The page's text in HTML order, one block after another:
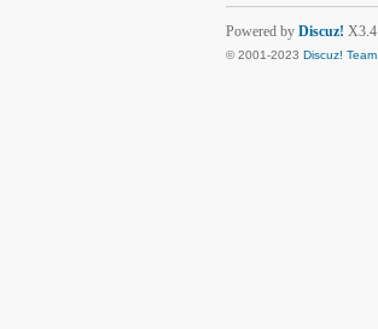
Powered by Discuz! X3.4
© 2001-2023 Discuz! Team